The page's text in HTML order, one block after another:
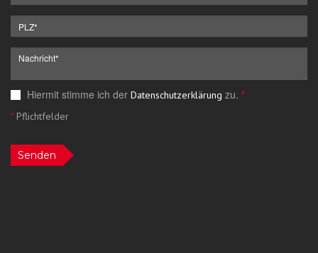
Hiermit stimme ich der Datenschutzerklärung zu. *
*Pflichtfelder
Senden